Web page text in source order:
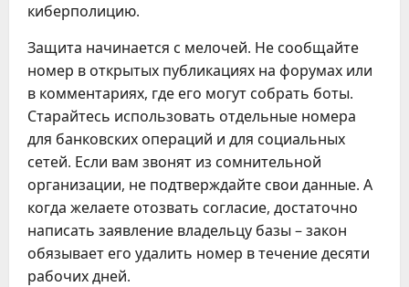
киберполицию.
Защита начинается с мелочей. Не сообщайте
номер в открытых публикациях на форумах или
в комментариях, где его могут собрать боты.
Старайтесь использовать отдельные номера
для банковских операций и для социальных
сетей. Если вам звонят из сомнительной
организации, не подтверждайте свои данные. А
когда желаете отозвать согласие, достаточно
написать заявление владельцу базы – закон
обязывает его удалить номер в течение десяти
рабочих дней.